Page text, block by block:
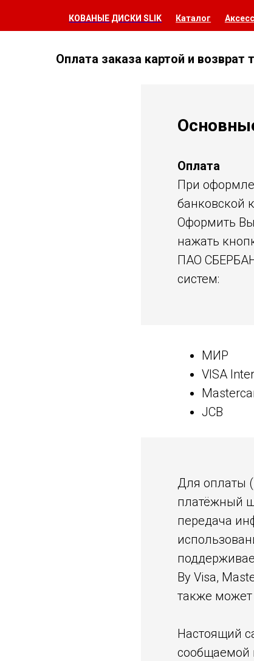
КОВАНЫЕ ДИСКИ SLIK Каталог
Оплата заказа картой и возврат
Оплата
При
банковской
Оформить Вы
нажать
ПАО
систем:
МИР
VISA
JCB
Для оплаты
платёжный
передача
By Visa,
также может
Настоящий
сообщаемой